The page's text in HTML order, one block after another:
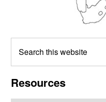
this
Resources